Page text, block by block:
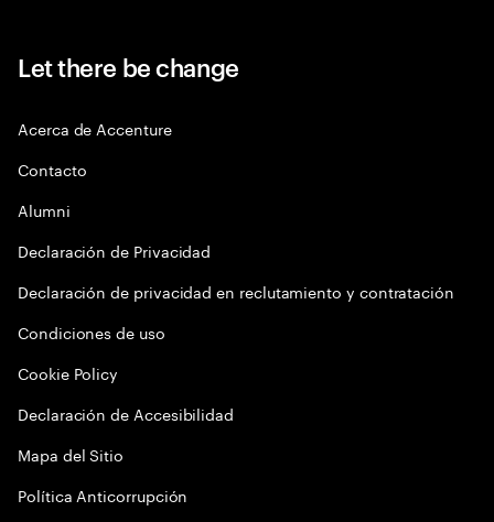
Let there be change
Acerca de Accenture
Contacto
Alumni
Declaración de Privacidad
Declaración de privacidad en reclutamiento y contratación
Condiciones de uso
Cookie Policy
Declaración de Accesibilidad
Mapa del Sitio
Política Anticorrupción